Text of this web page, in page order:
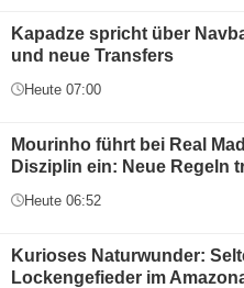
Kapadze spricht über
und neue Transfers
Heute 07:00
Mourinho führt bei Real
Disziplin ein: Neue Regeln
Heute 06:52
Kurioses Naturwunder:
Lockengefieder im